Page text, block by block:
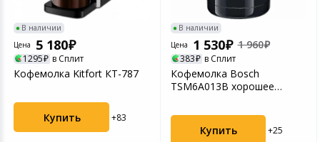
В наличии
Цена
5 180
1295 в Сплит
Кофемолка Kitfort КТ-787
Купить +83
В наличии
Цена
1 530 1 960
383 в Сплит
Кофемолка Bosch
TSM6A013B хорошее
Купить +25